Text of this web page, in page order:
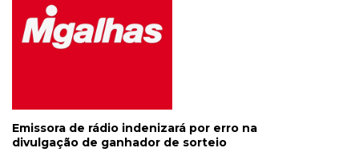
Emissora de rádio indenizará por erro na
divulgação de ganhador de sorteio